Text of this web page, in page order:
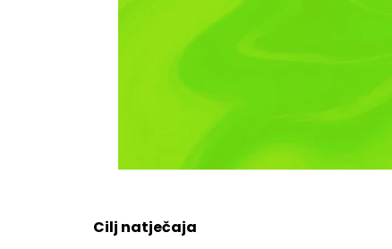
Cilj natječaja